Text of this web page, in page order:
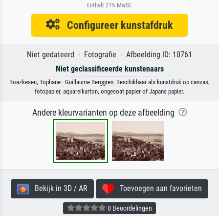
Enthält 21% MwSt.
Configureer kunstafdruk
Niet gedateerd · Fotografie · Afbeelding ID: 10761
Niet geclassificeerde kunstenaars
Boazkesen, Tophane · Guillaume Berggren. Beschikbaar als kunstdruk op canvas,
fotopapier, aquarelkarton, ongecoat papier of Japans papier.
Andere kleurvarianten op deze afbeelding
Bekijk in 3D / AR Toevoegen aan favorieten
0 Beoordelingen